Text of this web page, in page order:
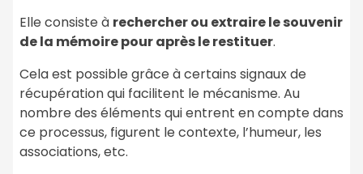
Elle consiste à rechercher ou extraire le souvenir
de la mémoire pour après le restituer.
Cela est possible grâce à certains signaux de
récupération qui facilitent le mécanisme. Au
nombre des éléments qui entrent en compte dans
ce processus, figurent le contexte, l’humeur, les
associations, etc.